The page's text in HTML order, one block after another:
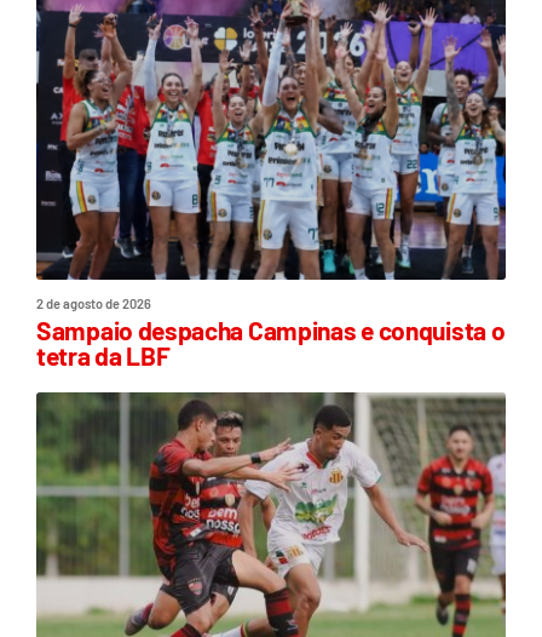
2 de agosto de 2026
Sampaio despacha Campinas e conquista o
tetra da LBF